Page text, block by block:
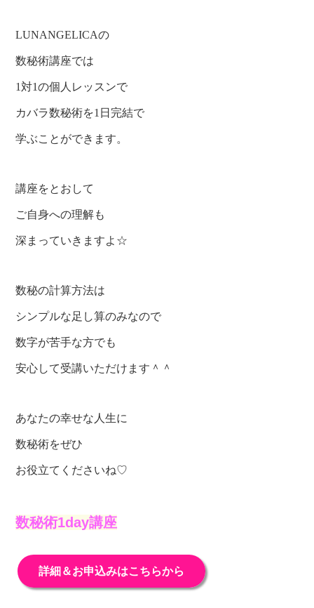
LUNANGELICAの
数秘術講座では
1対1の個人レッスンで
カバラ数秘術を1日完結で
学ぶことができます。
講座をとおして
ご自身への理解も
深まっていきますよ☆
数秘の計算方法は
シンプルな足し算のみなので
数字が苦手な方でも
安心して受講いただけます＾＾
あなたの幸せな人生に
数秘術をぜひ
お役立てくださいね♡
数秘術1day講座
詳細＆お申込みはこちらから